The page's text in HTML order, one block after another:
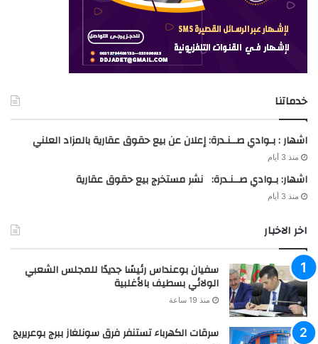
خدماتنا
اشهار : بـوادي صــنـدرة: إعلان عن بيع حقوق عقارية بالمزاد العلني
منذ 3 أيام
اشهار: بـوادي صــنـدرة: نشر مستخرج بيع حقوق عقارية
منذ 3 أيام
اخر الاخبار
سفيان بوعنداس رئيسًا جديدًا للمجلس الشعبي
الولائي بسطيف بالأغلبية
منذ 19 ساعة
سرقات الكهرباء تستنفر فرق سونلغاز ببرج بوعريريج